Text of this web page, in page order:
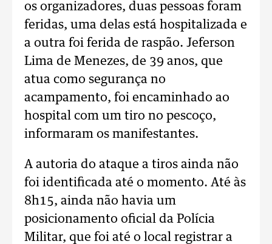
os organizadores, duas pessoas foram
feridas, uma delas está hospitalizada e
a outra foi ferida de raspão. Jeferson
Lima de Menezes, de 39 anos, que
atua como segurança no
acampamento, foi encaminhado ao
hospital com um tiro no pescoço,
informaram os manifestantes.
A autoria do ataque a tiros ainda não
foi identificada até o momento. Até às
8h15, ainda não havia um
posicionamento oficial da Polícia
Militar, que foi até o local registrar a